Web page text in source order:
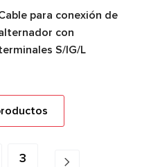
para conexión de
con
S/IG/L
3